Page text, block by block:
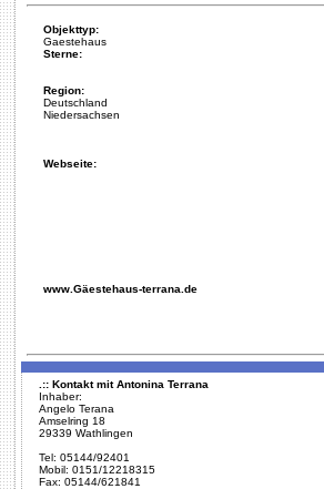
Objekttyp:
Gaestehaus
Sterne:
Region:
Deutschland
Niedersachsen
Webseite:
www.Gäestehaus-terrana.de
.:: Kontakt mit Antonina Terrana
Inhaber:
Angelo Terana
Amselring 18
29339 Wathlingen
Tel: 05144/92401
Mobil: 0151/12218315
Fax: 05144/621841